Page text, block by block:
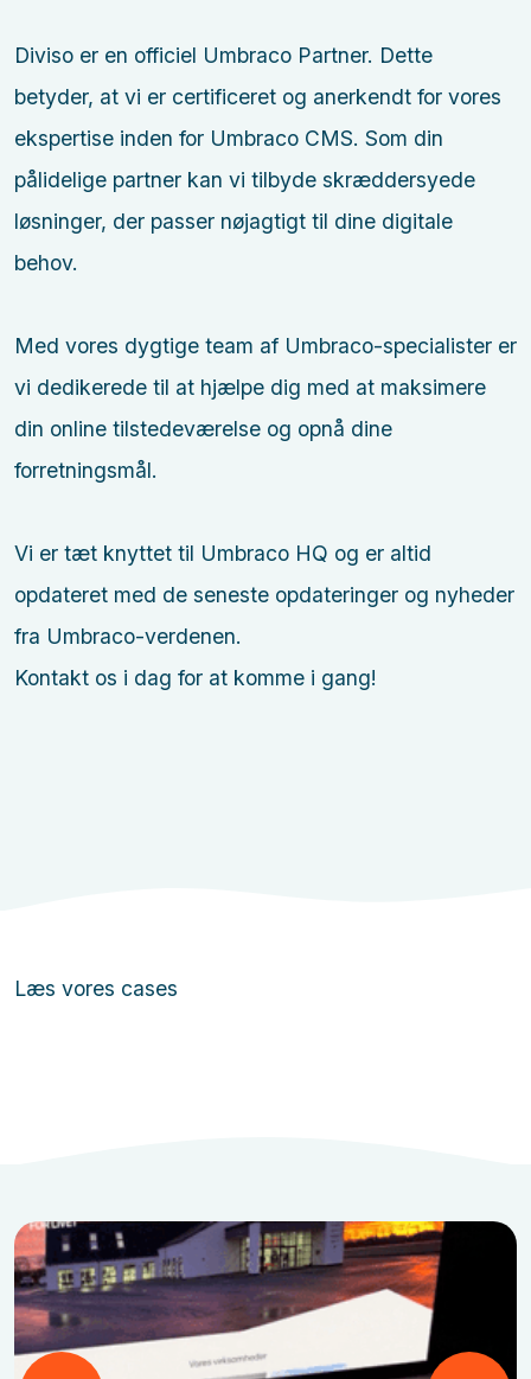
Diviso er en officiel Umbraco Partner. Dette
betyder, at vi er certificeret og anerkendt for vores
ekspertise inden for Umbraco CMS. Som din
pålidelige partner kan vi tilbyde skræddersyede
løsninger, der passer nøjagtigt til dine digitale
behov.
Med vores dygtige team af Umbraco-specialister er
vi dedikerede til at hjælpe dig med at maksimere
din online tilstedeværelse og opnå dine
forretningsmål.
Vi er tæt knyttet til Umbraco HQ og er altid
opdateret med de seneste opdateringer og nyheder
fra Umbraco-verdenen.
Kontakt os i dag for at komme i gang!
Læs vores cases